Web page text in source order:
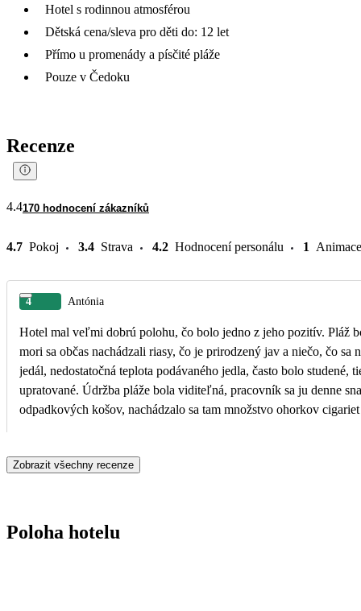
Hotel s rodinnou atmosférou
Dětská cena/sleva pro děti do: 12 let
Přímo u promenády a písčité pláže
Pouze v Čedoku
Recenze
4.4170 hodnocení zákazníků
4.7 Pokoj 3.4 Strava 4.2 Hodnocení personálu 1 Animace
4 Antónia
Hotel mal veľmi dobrú polohu, čo bolo jedno z jeho pozitív. Pláž
mori sa občas nachádzali riasy, čo je prirodzený jav a niečo, čo
jedál, nedostatočná teplota podávaného jedla, často bolo
upratované. Údržba pláže bola viditeľná, pracovník sa ju denne snažil upratovať. Napriek tomu však veľa závisí od správania samotných návštevníkov. Aj keď bolo na pláži dostatok
odpadkových košov, nachádzalo sa tam množstvo ohorkov
mora.
Zobrazit všechny recenze
Poloha hotelu